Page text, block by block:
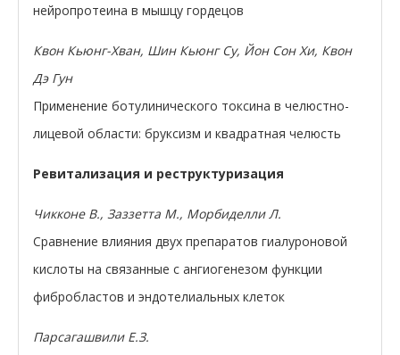
нейропротеина в мышцу гордецов
Квон Кьюнг-Хван, Шин Кьюнг Су, Йон Сон Хи, Квон
Дэ Гун
Применение ботулинического токсина в челюстно-
лицевой области: бруксизм и квадратная челюсть
Ревитализация и реструктуризация
Чикконе В., Заззетта М., Морбиделли Л.
Сравнение влияния двух препаратов гиалуроновой
кислоты на связанные с ангиогенезом функции
фибробластов и эндотелиальных клеток
Парсагашвили Е.З.